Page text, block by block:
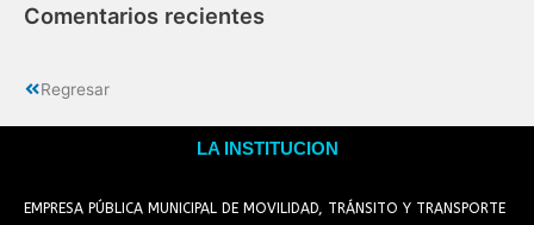
Comentarios recientes
Regresar
LA INSTITUCION
EMPRESA PÚBLICA MUNICIPAL DE MOVILIDAD, TRÁNSITO Y TRANSPORTE